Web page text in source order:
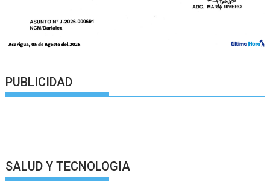
PUBLICIDAD
SALUD Y TECNOLOGIA